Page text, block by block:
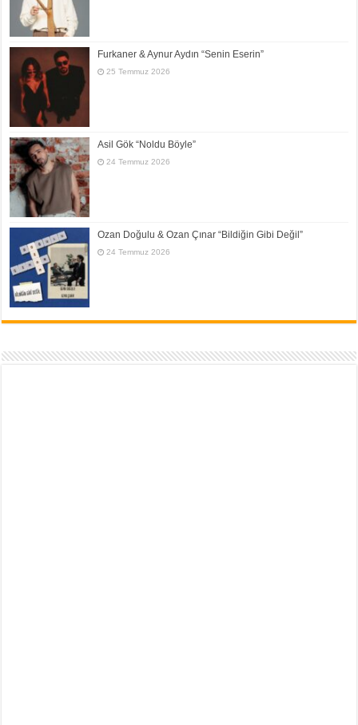
Furkaner & Aynur Aydın “Senin Eserin”
25 Temmuz 2026
Asil Gök “Noldu Böyle”
24 Temmuz 2026
Ozan Doğulu & Ozan Çınar “Bildiğin Gibi Değil”
24 Temmuz 2026